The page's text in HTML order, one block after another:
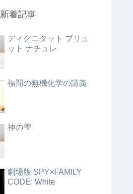
新着記事
ディグニタット ブリュ
ット ナチュレ
福間の無機化学の講義
神の雫
劇場版 SPY×FAMILY
CODE: White